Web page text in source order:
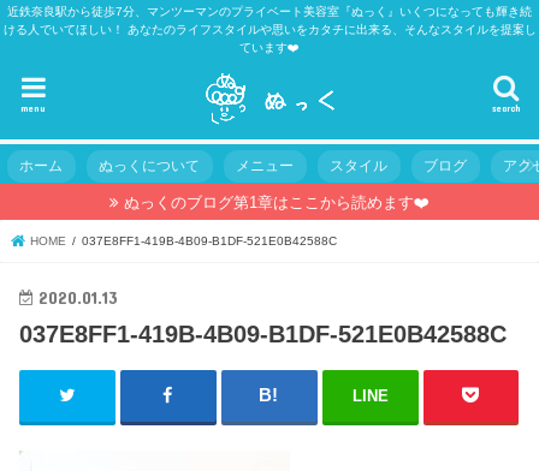
近鉄奈良駅から徒歩7分、マンツーマンのプライベート美容室『ぬっく』いくつになっても輝き続
ける人でいてほしい！ あなたのライフスタイルや思いをカタチに出来る、そんなスタイルを提案し
ています❤️
search
menu
ホーム ぬっくについて メニュー スタイル ブログ アク
ぬっくのブログ第1章はここから読めます❤️
HOME 037E8FF1-419B-4B09-B1DF-521E0B42588C
2020.01.13
037E8FF1-419B-4B09-B1DF-521E0B42588C
LINE